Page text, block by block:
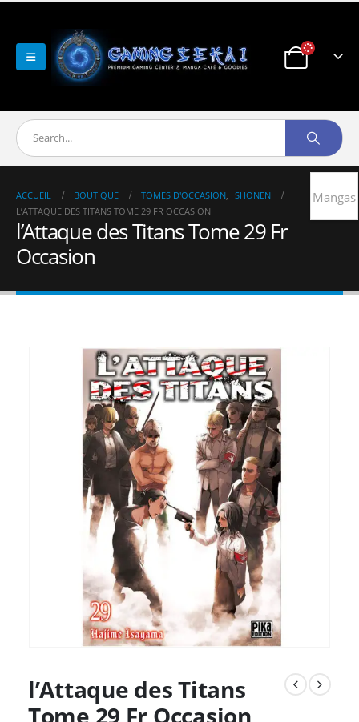
ACCUEIL BOUTIQUE TOMES D'OCCASION
SHONEN
L’ATTAQUE DES TITANS TOME 29 FR OCCASION
l’Attaque des Titans Tome 29 Fr
Occasion
l’Attaque des Titans
Tome 29 Fr Occasion
Mangas